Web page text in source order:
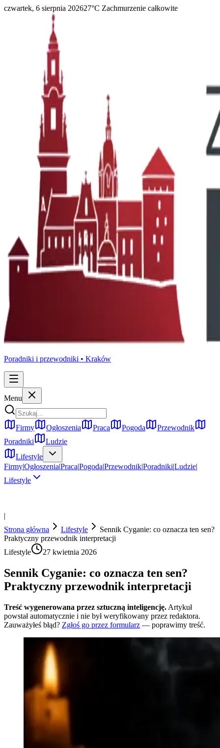
czwartek, 6 sierpnia 202627°C Zachmurzenie całkowite
Poradniki i przewodniki • Kraków
Menu
Firmy Ogłoszenia Praca Pogoda
Przewodnik
Poradniki
Ludzie
Lifestyle
Firmy|Ogłoszenia|Praca|Pogoda|Przewodnik|Poradniki|Ludzie|
Lifestyle
|
Strona główna
Lifestyle
Sennik Cyganie: co oznacza ten sen?
Praktyczny przewodnik interpretacji
Lifestyle
27 kwietnia 2026
Sennik Cyganie: co oznacza ten sen?
Praktyczny przewodnik interpretacji
Treść wygenerowana przez sztuczną inteligencję. Artykuł
powstał automatycznie i nie był weryfikowany przez redaktora.
Zauważyłeś błąd? Zgłoś go przez formularz — poprawimy treść.